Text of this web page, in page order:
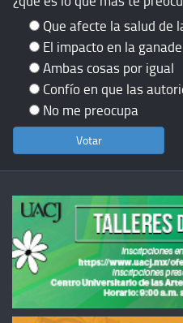
Que afecte la salud de
El impacto en la
Ambas cosas por igual
Confío en que las
No me preocupa